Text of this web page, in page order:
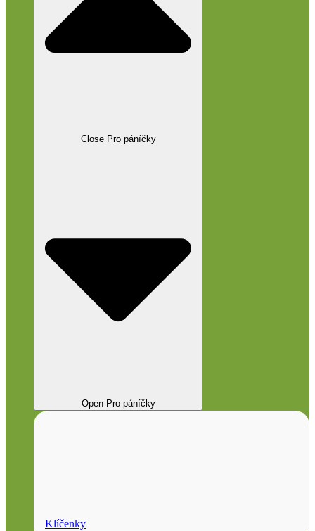
Close Pro páníčky
Open Pro páníčky
Klíčenky